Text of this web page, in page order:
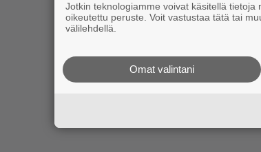
Jotkin teknologiamme voivat käsitellä
oikeutettu peruste. Voit vastustaa tätä tai
välilehdellä.
Omat valintani